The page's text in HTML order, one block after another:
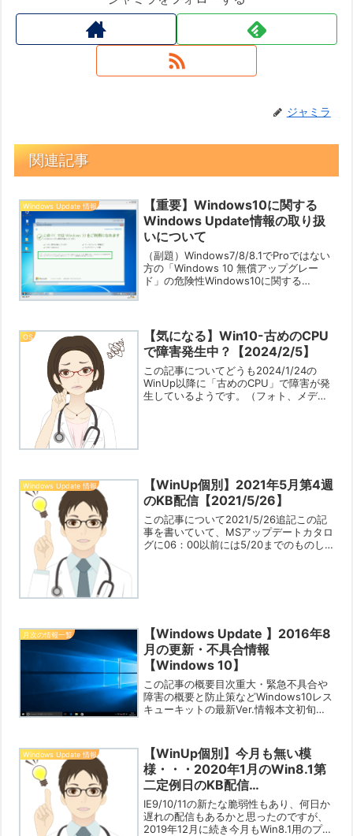
ジャミラ
関連記事
Windows Update 情報
【重要】Windows10に関する
Windows Update情報の取り扱
いについて
（副題）Windows7/8/8.1でProではない
方の「Windows 10 無償アップグレー
ド」の危険性Windows10に関する
OS
【気になる】Win10-古めのCPU
で障害発生中？【2024/2/5】
この記事についてどうも2024/1/24の
WinUp以降に「古めのCPU」で障害が発
生しているようです。（フォト、メディ
Windows Update 情報
【WinUp個別】2021年5月第4週
のKB配信【2021/5/26】
この記事について2021/5/26追記この記
事を書いていて、MSアップデートカタロ
グに06：00以前には5/20までのものし
月次の情報一覧
【Windows Update 】2016年8
月の更新・不具合情報
【Windows 10】
この記事の概要目次重大・緊急不具合や
障害の概要と防止策などWindows10レス
キューキットの最新Ver.情報本文初旬分
以来の大型アップデート An...
Windows Update 情報
【WinUp個別】今月も無い模
様・・・2020年1月のWin8.1第
二定例日のKB配信
【2020/1/24】
IE9/10/11の新たな脆弱性もあり、何日か
遅れの配信もあるかと思ったのですが、
2019年12月に続き今月もWin8.1用のプレ